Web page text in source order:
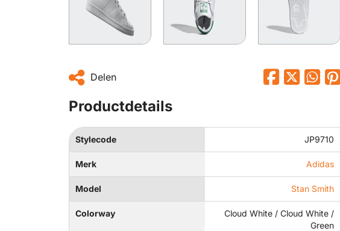
Delen
Productdetails
Stylecode JP9710
Merk Adidas
Model Stan Smith
Colorway
Cloud White / Cloud White /
Green